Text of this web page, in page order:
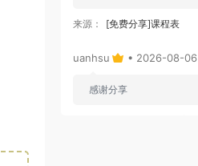
来源： [免费分享]课程表
uanhsu • 2026-08-06
感谢分享